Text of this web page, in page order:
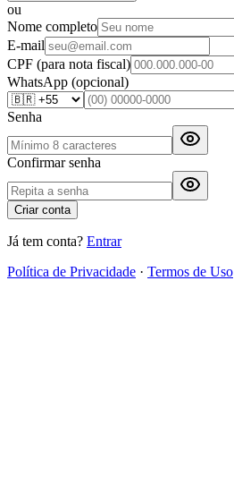
ou
Nome completo
E-mail
CPF (para nota fiscal)
WhatsApp (opcional)
Senha
Confirmar senha
Criar conta
Já tem conta? Entrar
Política de Privacidade · Termos de Uso